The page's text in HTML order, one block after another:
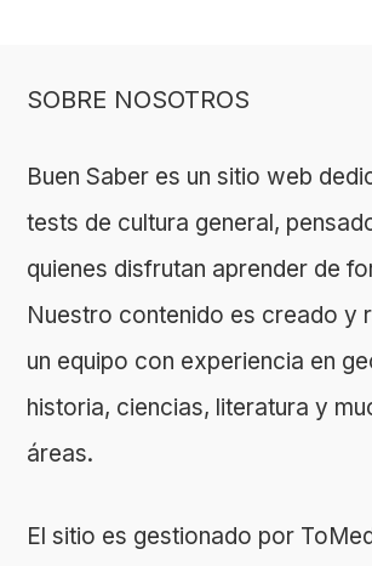
IMÁGENES?
SOBRE NOSOTROS
Buen Saber es un sitio web
tests de cultura general,
quienes disfrutan aprender de
Nuestro contenido es creado y
un equipo con experiencia en
historia, ciencias, literatura y
áreas.
El sitio es gestionado por